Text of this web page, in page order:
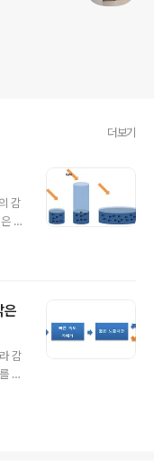
더보기
감
지
이
있
같
통
은
감
위